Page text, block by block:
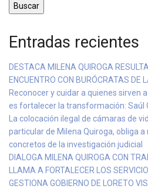
Buscar
Entradas recientes
DESTACA MILENA QUIROGA
ENCUENTRO CON BURÓCRATAS DE
Reconocer y cuidar a quienes sirven
es fortalecer la transformación: Saúl
La colocación ilegal de cámaras de
particular de Milena Quiroga, obliga
concretos de la investigación judicial
DIALOGA MILENA QUIROGA CON
LLAMA A FORTALECER LOS
GESTIONA GOBIERNO DE LORETO